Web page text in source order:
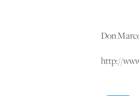
Don
http://